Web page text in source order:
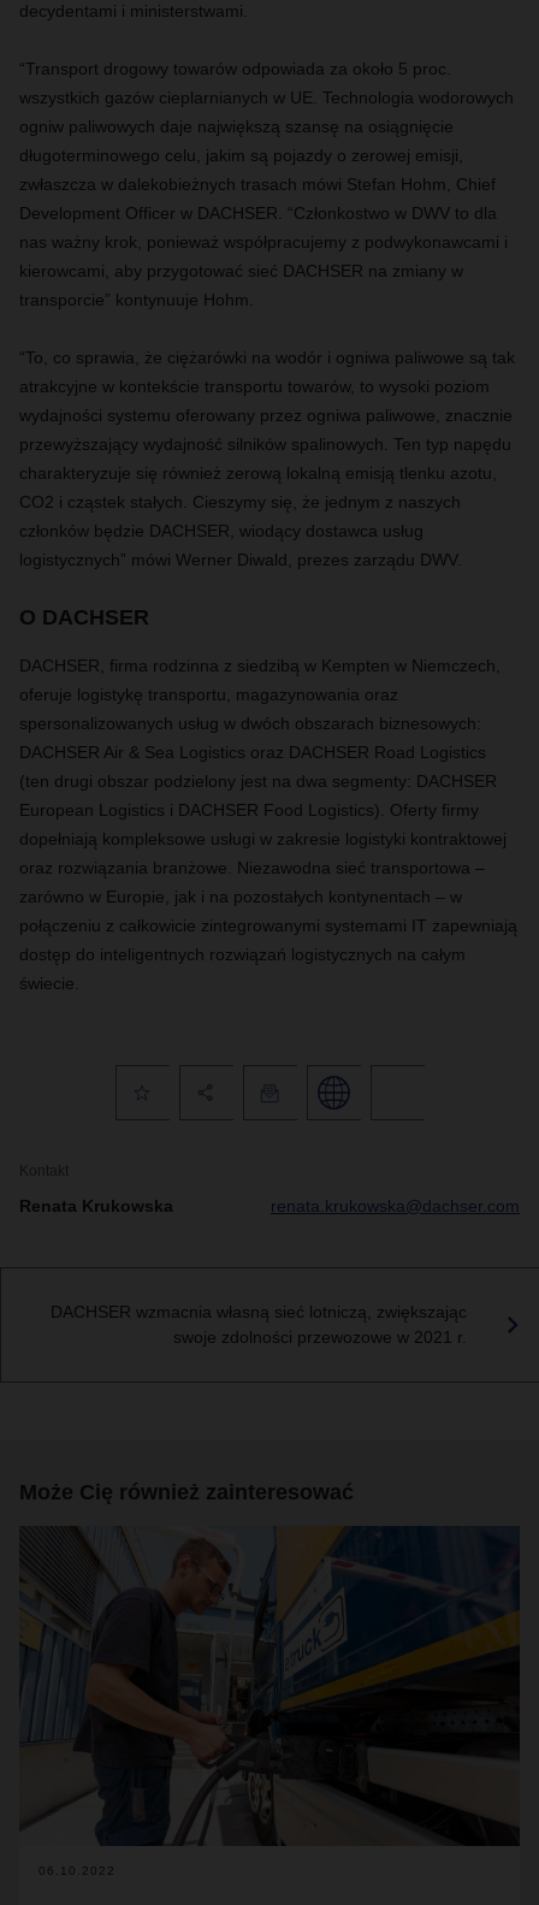
decydentami i ministerstwami.
“Transport drogowy towarów odpowiada za około 5 proc.
wszystkich gazów cieplarnianych w UE. Technologia wodorowych
ogniw paliwowych daje największą szansę na osiągnięcie
długoterminowego celu, jakim są pojazdy o zerowej emisji,
zwłaszcza w dalekobieżnych trasach mówi Stefan Hohm, Chief
Development Officer w DACHSER. “Członkostwo w DWV to dla
nas ważny krok, ponieważ współpracujemy z podwykonawcami i
kierowcami, aby przygotować sieć DACHSER na zmiany w
transporcie” kontynuuje Hohm.
“To, co sprawia, że ​​ciężarówki na wodór i ogniwa paliwowe są tak
atrakcyjne w kontekście transportu towarów, to wysoki poziom
wydajności systemu oferowany przez ogniwa paliwowe, znacznie
przewyższający wydajność silników spalinowych. Ten typ napędu
charakteryzuje się również zerową lokalną emisją tlenku azotu,
CO2 i cząstek stałych. Cieszymy się, że jednym z naszych
członków będzie DACHSER, wiodący dostawca usług
logistycznych” mówi Werner Diwald, prezes zarządu DWV.
O DACHSER
DACHSER, firma rodzinna z siedzibą w Kempten w Niemczech,
oferuje logistykę transportu, magazynowania oraz
spersonalizowanych usług w dwóch obszarach biznesowych:
DACHSER Air & Sea Logistics oraz DACHSER Road Logistics
(ten drugi obszar podzielony jest na dwa segmenty: DACHSER
European Logistics i DACHSER Food Logistics). Oferty firmy
dopełniają kompleksowe usługi w zakresie logistyki kontraktowej
oraz rozwiązania branżowe. Niezawodna sieć transportowa –
zarówno w Europie, jak i na pozostałych kontynentach – w
połączeniu z całkowicie zintegrowanymi systemami IT zapewniają
dostęp do inteligentnych rozwiązań logistycznych na całym
świecie.
Kontakt
Renata Krukowska renata.krukowska@dachser.com
DACHSER wzmacnia własną sieć lotniczą, zwiększając
swoje zdolności przewozowe w 2021 r.
Może Cię również zainteresować
06.10.2022